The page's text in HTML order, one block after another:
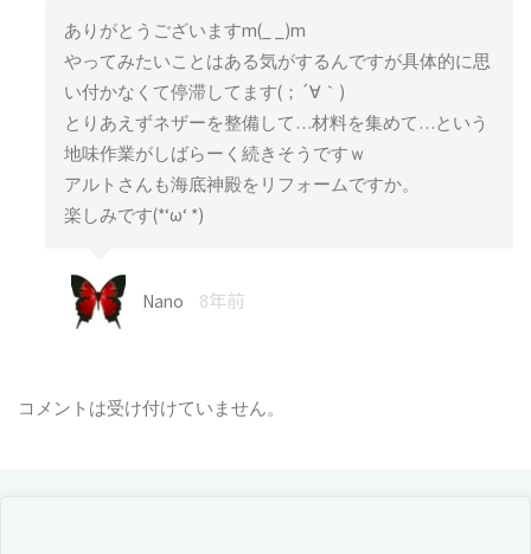
ありがとうございますm(_ _)m
やってみたいことはある気がするんですが具体的に思
い付かなくて停滞してます(；´∀｀)
とりあえずネザーを整備して…材料を集めて…という
地味作業がしばらーく続きそうですｗ
アルトさんも海底神殿をリフォームですか。
楽しみです(*‘ω‘ *)
Nano 8年前
コメントは受け付けていません。